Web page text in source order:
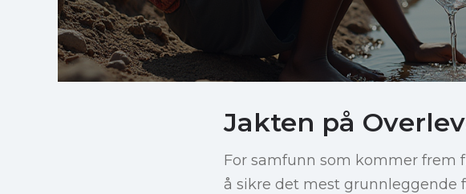
Jakten på
For samfunn som kommer frem
å sikre det mest grunnleggende